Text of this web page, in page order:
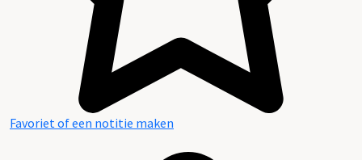
Favoriet of een notitie maken